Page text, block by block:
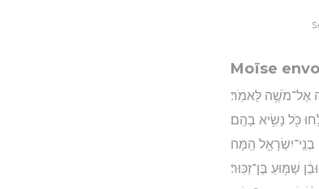
Moïse
אֶל־מֹשֶׁ֥ה לֵּאמֹֽר׃
כֹּ֖ל נָשִׂ֥יא בָהֶֽם׃
הֵֽמָּה׃
שַׁמּ֖וּעַ בֶּן־זַכּֽוּר׃